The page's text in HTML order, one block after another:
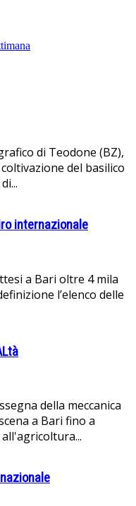
di Teodone (BZ),
del basilico
internazionale
a Bari oltre 4 mila
l’elenco delle
della meccanica
a Bari fino a